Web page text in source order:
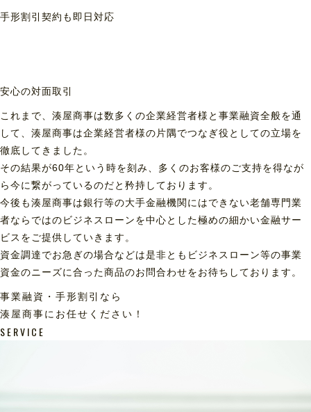
手形割引契約も 即日対応
安心の対面取引
これまで、湊屋商事は数多くの企業経営者様と事業融資全般を通
して、湊屋商事は企業経営者様の片隅でつなぎ役としての立場を
徹底してきました。
その結果が60年という時を刻み、多くのお客様のご支持を得なが
ら今に繋がっているのだと矜持しております。
今後も湊屋商事は銀行等の大手金融機関にはできない老舗専門業
者ならではのビジネスローンを中心とした極めの細かい金融サー
ビスをご提供していきます。
資金調達でお急ぎの場合などは是非ともビジネスローン等の事業
資金のニーズに合った商品のお問合わせをお待ちしております。
事業融資・手形割引なら
湊屋商事にお任せください！
SERVICE